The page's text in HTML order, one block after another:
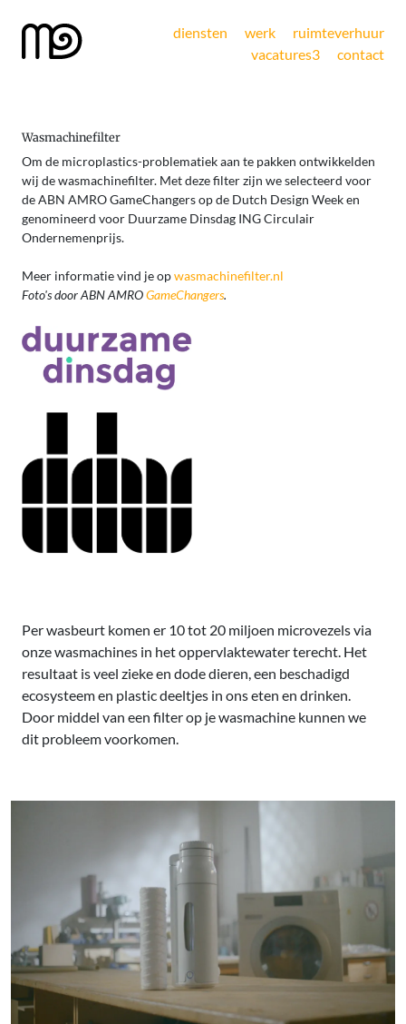
diensten werk
ruimteverhuur
vacatures3 contact
Wasmachinefilter
Om de microplastics-problematiek aan te pakken ontwikkelden
wij de wasmachinefilter. Met deze filter zijn we selecteerd voor
de ABN AMRO GameChangers op de Dutch Design Week en
genomineerd voor Duurzame Dinsdag ING Circulair
Ondernemenprijs.
Meer informatie vind je opwasmachinefilter.nl
Foto's door ABN AMROGameChangers.
Per wasbeurt komen er 10 tot 20 miljoen microvezels via
onze wasmachines in het oppervlaktewater terecht. Het
resultaat is veel zieke en dode dieren, een beschadigd
ecosysteem en plastic deeltjes in ons eten en drinken.
Door middel van een filter op je wasmachine kunnen we
dit probleem voorkomen.